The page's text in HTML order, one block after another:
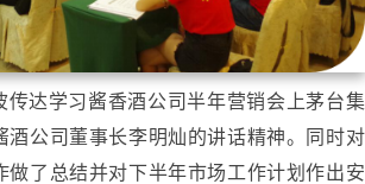
传达学习酱香酒公司半年营销会上茅台集
酒公司董事长李明灿的讲话精神。同时对
做了总结并对下半年市场工作计划作出安